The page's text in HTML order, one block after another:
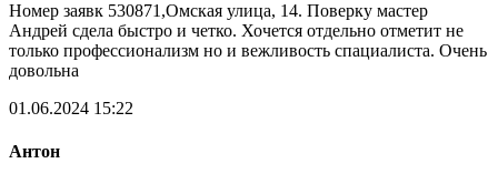
Номер заявк 530871,Омская улица, 14. Поверку мастер
Андрей сдела быстро и четко. Хочется отдельно отметит не
только профессионализм но и вежливость спациалиста. Очень
довольна
01.06.2024 15:22
Антон